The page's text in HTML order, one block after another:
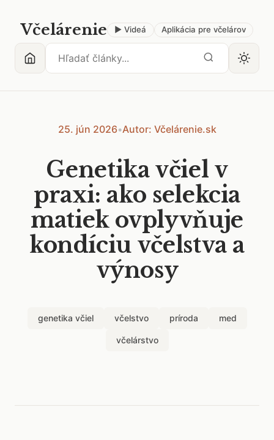
Včelárenie ▶ Videá Aplikácia pre včelárov
25. jún 2026•Autor: Včelárenie.sk
Genetika včiel v
praxi: ako selekcia
matiek ovplyvňuje
kondíciu včelstva a
výnosy
genetika včiel včelstvo príroda med
včelárstvo